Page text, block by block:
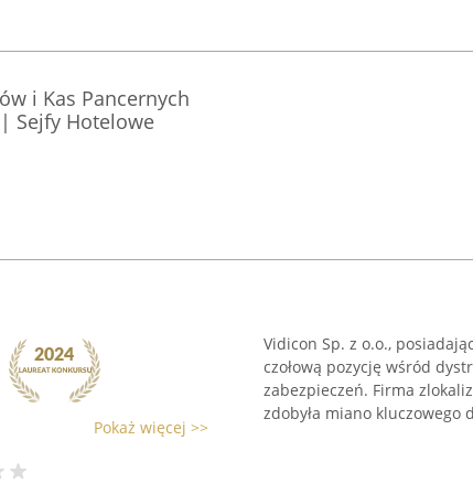
i Kas Pancernych
Sejfy Hotelowe
Pokaż więcej >>
Vidicon Sp. z o.o.,
czołową pozycję wśród
zabezpieczeń. Firma
zdobyła miano kluczowego